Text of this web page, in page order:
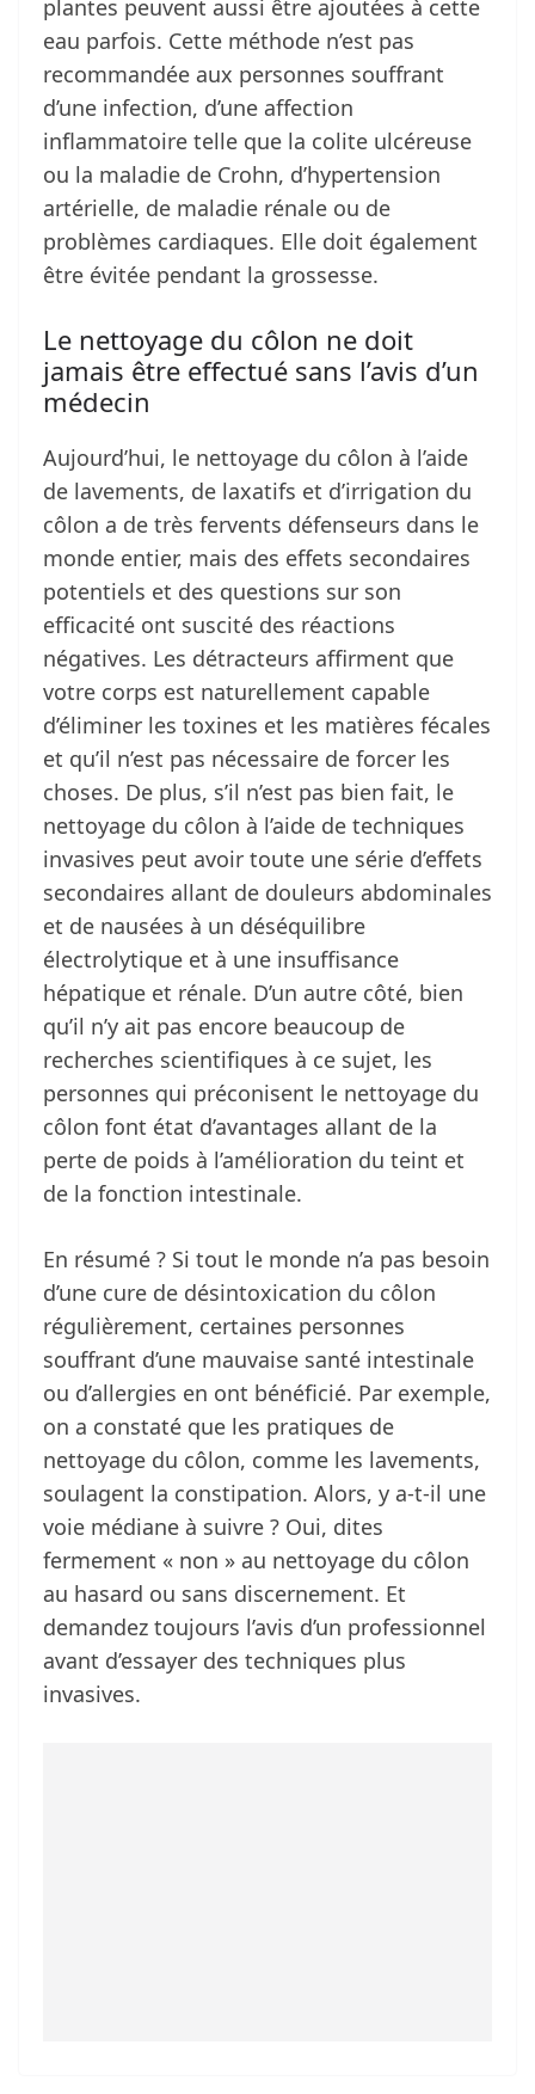
plantes peuvent aussi être ajoutées à cette
eau parfois. Cette méthode n’est pas
recommandée aux personnes souffrant
d’une infection, d’une affection
inflammatoire telle que la colite ulcéreuse
ou la maladie de Crohn, d’hypertension
artérielle, de maladie rénale ou de
problèmes cardiaques. Elle doit également
être évitée pendant la grossesse.
Le nettoyage du côlon ne doit
jamais être effectué sans l’avis d’un
médecin
Aujourd’hui, le nettoyage du côlon à l’aide
de lavements, de laxatifs et d’irrigation du
côlon a de très fervents défenseurs dans le
monde entier, mais des effets secondaires
potentiels et des questions sur son
efficacité ont suscité des réactions
négatives. Les détracteurs affirment que
votre corps est naturellement capable
d’éliminer les toxines et les matières fécales
et qu’il n’est pas nécessaire de forcer les
choses. De plus, s’il n’est pas bien fait, le
nettoyage du côlon à l’aide de techniques
invasives peut avoir toute une série d’effets
secondaires allant de douleurs abdominales
et de nausées à un déséquilibre
électrolytique et à une insuffisance
hépatique et rénale. D’un autre côté, bien
qu’il n’y ait pas encore beaucoup de
recherches scientifiques à ce sujet, les
personnes qui préconisent le nettoyage du
côlon font état d’avantages allant de la
perte de poids à l’amélioration du teint et
de la fonction intestinale.
En résumé ? Si tout le monde n’a pas besoin
d’une cure de désintoxication du côlon
régulièrement, certaines personnes
souffrant d’une mauvaise santé intestinale
ou d’allergies en ont bénéficié. Par exemple,
on a constaté que les pratiques de
nettoyage du côlon, comme les lavements,
soulagent la constipation. Alors, y a-t-il une
voie médiane à suivre ? Oui, dites
fermement « non » au nettoyage du côlon
au hasard ou sans discernement. Et
demandez toujours l’avis d’un professionnel
avant d’essayer des techniques plus
invasives.